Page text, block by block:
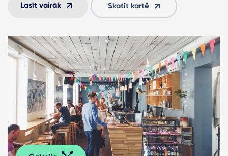
Lasīt vairāk Skatīt kartē